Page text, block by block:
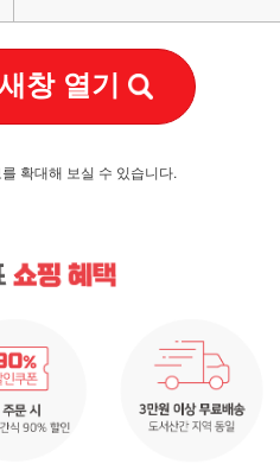
창 열기
확대해 보실 수 있습니다.